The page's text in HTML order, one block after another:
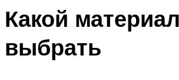
Какой материал
выбрать